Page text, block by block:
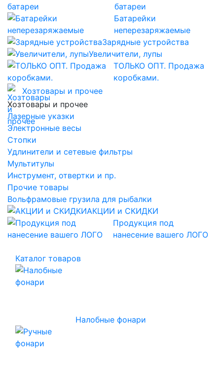
батареи
Батарейки
неперезаряжаемые
Зарядные устройства
Увеличители, лупы
ТОЛЬКО ОПТ. Продажа
коробками.
Хозтовары и прочее
Хозтовары и прочее
Лазерные указки
Электронные весы
Стопки
Удлинители и сетевые фильтры
Мультитулы
Инструмент, отвертки и пр.
Прочие товары
Вольфрамовые грузила для рыбалки
АКЦИИ и СКИДКИ
Продукция под
нанесение вашего ЛОГО
Каталог товаров
Налобные фонари